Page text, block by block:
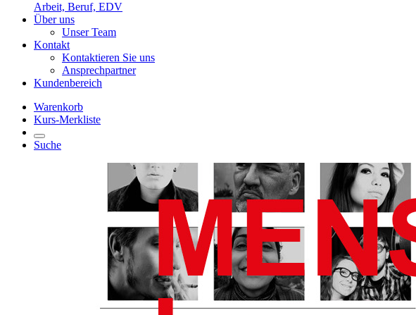
Arbeit, Beruf, EDV
Über uns
Unser Team
Kontakt
Kontaktieren Sie uns
Ansprechpartner
Kundenbereich
Warenkorb
Kurs-Merkliste
Suche